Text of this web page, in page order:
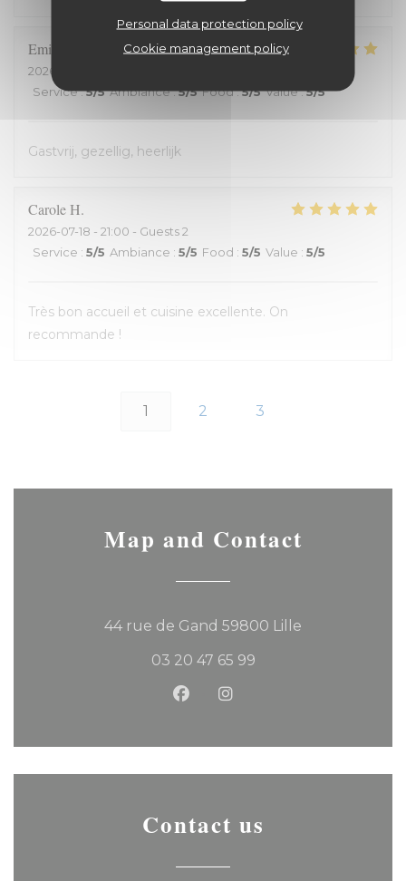
Personal data protection policy
Cookie management policy
Emilienne
2026-07-19
Service:5/5 Ambiance:5/5 Food:5/5 Value:5/5
Gastvrij, gezellig, heerlijk
CaroleH
2026-07-18 - 21:00 - Guests 2
Service : 5/5 Ambiance : 5/5 Food : 5/5 Value : 5/5
Très bon accueil et cuisine excellente. On
recommande !
1 2 3
Map and Contact
44 rue de Gand 59800 Lille
03 20 47 65 99
Facebook ((opens in a
Instagram ((opens in
Contact us